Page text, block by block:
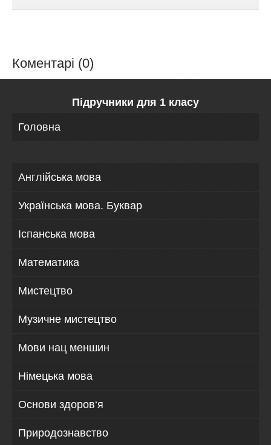
Коментарі (0)
Підручники для 1 класу
Головна
Англійська мова
Українська мова. Буквар
Іспанська мова
Математика
Мистецтво
Музичне мистецтво
Мови нац меншин
Німецька мова
Основи здоров‘я
Природознавство